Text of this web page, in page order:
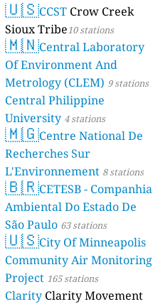
🇺🇸CCST Crow Creek
Sioux Tribe10 stations
🇲🇳Central Laboratory
Of Environment And
Metrology (CLEM) 9 stations
Central Philippine
University 4 stations
🇲🇬Centre National De
Recherches Sur
L'Environnement 8 stations
🇧🇷CETESB - Companhia
Ambiental Do Estado De
São Paulo 63 stations
🇺🇸City Of Minneapolis
Community Air Monitoring
Project 165 stations
Clarity Clarity Movement